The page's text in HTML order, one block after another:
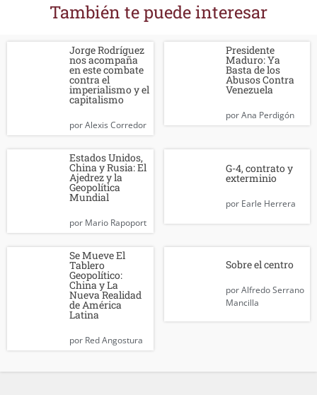
También te puede interesar
Jorge Rodríguez
nos acompaña
en este combate
contra el
imperialismo y el
capitalismo
porAlexis Corredor
Presidente
Maduro: Ya
Basta de los
Abusos Contra
Venezuela
porAna Perdigón
Estados Unidos,
China y Rusia: El
Ajedrez y la
Geopolítica
Mundial
porMario Rapoport
G-4, contrato y
exterminio
por Earle Herrera
Se Mueve El
Tablero
Geopolítico:
China y La
Nueva Realidad
de América
Latina
porRed Angostura
Sobre el centro
porAlfredo Serrano
Mancilla